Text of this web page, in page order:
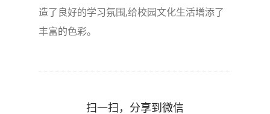
造了良好的学习氛围,给校园文化生活增添了
丰富的色彩。
扫一扫，分享到微信